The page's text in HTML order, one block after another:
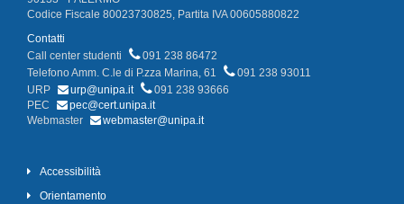
Codice Fiscale 80023730825, Partita IVA 00605880822
Contatti
Call center studenti
091 238 86472
Telefono Amm. C.le di P.zza Marina, 61
091 238 93011
URP
urp@unipa.it
091 238 93666
PEC
pec@cert.unipa.it
Webmaster
webmaster@unipa.it
Accessibilità
Orientamento